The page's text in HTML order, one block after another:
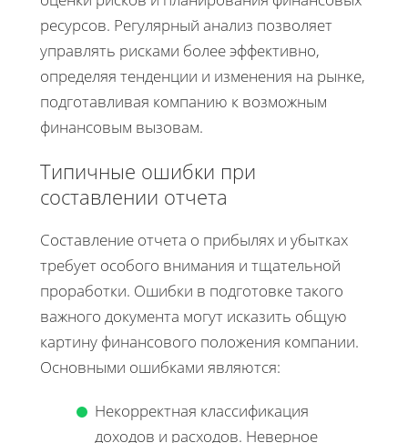
ресурсов. Регулярный анализ позволяет
управлять рисками более эффективно,
определяя тенденции и изменения на рынке,
подготавливая компанию к возможным
финансовым вызовам.
Типичные ошибки при
составлении отчета
Составление отчета о прибылях и убытках
требует особого внимания и тщательной
проработки. Ошибки в подготовке такого
важного документа могут исказить общую
картину финансового положения компании.
Основными ошибками являются:
Некорректная классификация
доходов и расходов. Неверное